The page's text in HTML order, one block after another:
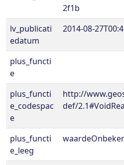
2f1b
lv_publicati
edatum
2014-08-
plus_functi
e
plus_functi
e_codespac
e
http://
def/
plus_functi
e_leeg